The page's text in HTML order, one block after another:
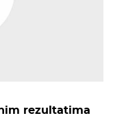
rezultatima